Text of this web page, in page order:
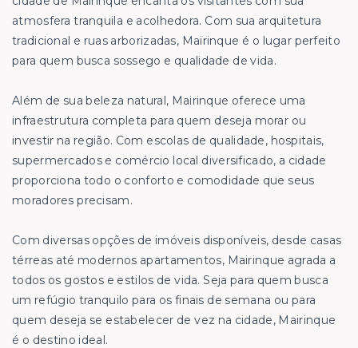
atmosfera tranquila e acolhedora. Com sua arquitetura
tradicional e ruas arborizadas, Mairinque é o lugar perfeito
para quem busca sossego e qualidade de vida.
Além de sua beleza natural, Mairinque oferece uma
infraestrutura completa para quem deseja morar ou
investir na região. Com escolas de qualidade, hospitais,
supermercados e comércio local diversificado, a cidade
proporciona todo o conforto e comodidade que seus
moradores precisam.
Com diversas opções de imóveis disponíveis, desde casas
térreas até modernos apartamentos, Mairinque agrada a
todos os gostos e estilos de vida. Seja para quem busca
um refúgio tranquilo para os finais de semana ou para
quem deseja se estabelecer de vez na cidade, Mairinque
é o destino ideal.